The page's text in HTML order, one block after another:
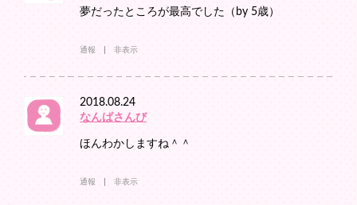
夢だったところが最高でした（by 5歳）
通報 非表示
2018.08.24
なんばさんび
ほんわかしますね＾＾
通報 非表示